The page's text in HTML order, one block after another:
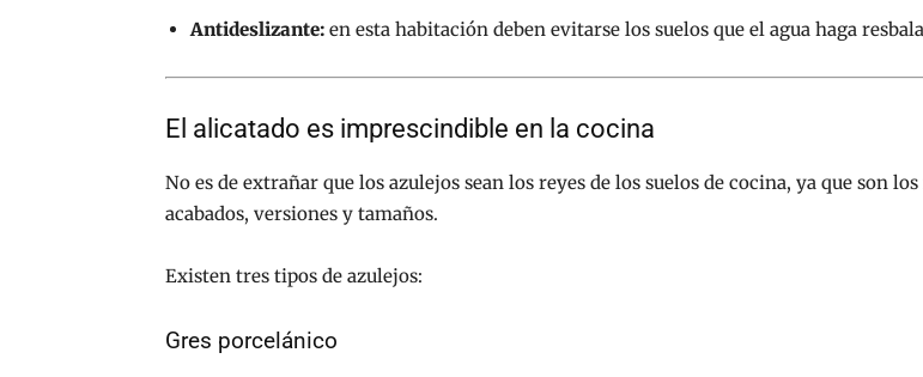
Antideslizante: en esta habitación deben evitarse los suelos que el agua haga
El alicatado es imprescindible en la cocina
No es de extrañar que los azulejos sean los reyes de los suelos de cocina, ya que son
acabados, versiones y tamaños.
Existen tres tipos de azulejos:
Gres porcelánico